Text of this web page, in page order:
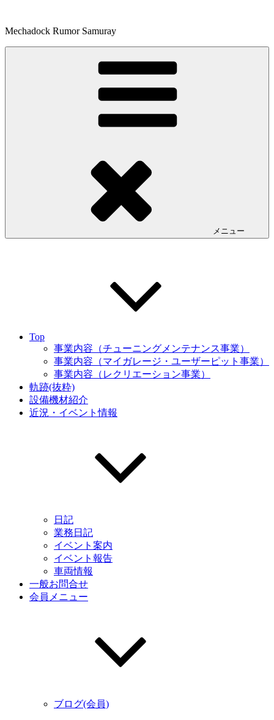
テ
ン
Mechadock Rumor Samuray
メニュー
Top
事業内容（チューニングメンテナンス事業）
事業内容（マイガレージ・ユーザーピット事業）
事業内容（レクリエーション事業）
軌跡(抜粋)
設備機材紹介
近況・イベント情報
日記
業務日記
イベント案内
イベント報告
車両情報
一般お問合せ
会員メニュー
ブログ(会員)